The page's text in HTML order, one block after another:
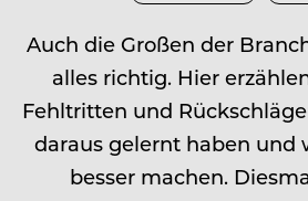
Auch die Großen der
alles richtig. Hier
Fehltritten und
daraus gelernt haben und
besser machen.